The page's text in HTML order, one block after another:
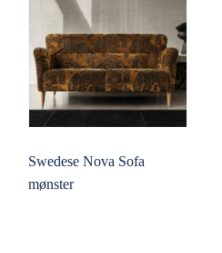
Swedese Nova Sofa
mønster